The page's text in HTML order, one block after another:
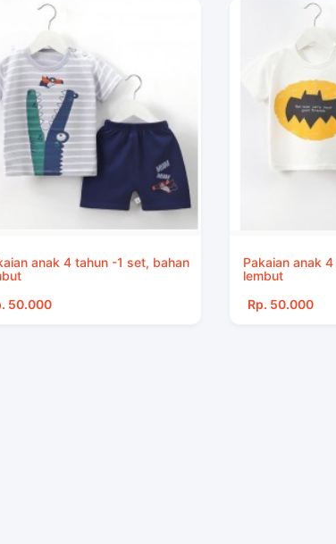
anak 4 tahun -1 set, bahan
50.000
Pakaian anak
lembut
Rp. 50.000